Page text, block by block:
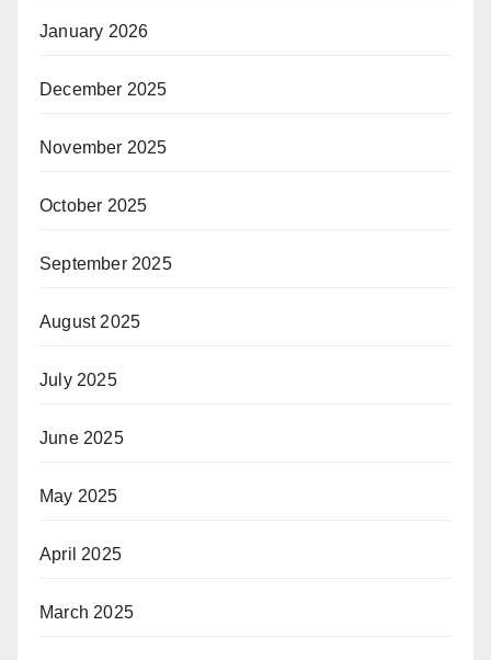
January 2026
December 2025
November 2025
October 2025
September 2025
August 2025
July 2025
June 2025
May 2025
April 2025
March 2025